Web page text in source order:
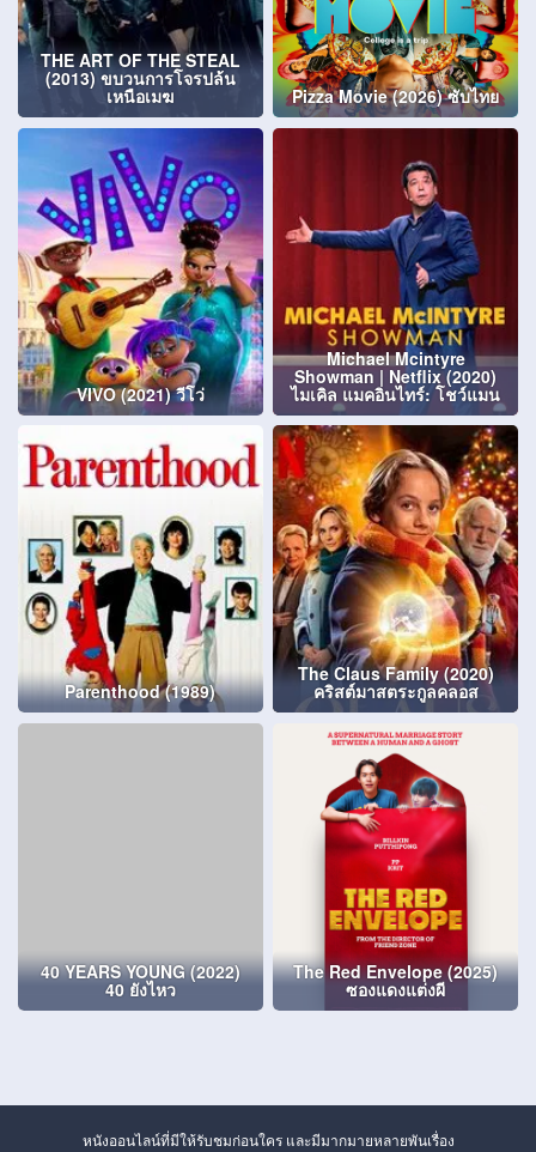
THE ART OF THE STEAL
(2013) ขบวนการโจรปล้น
เหนือเมฆ Pizza Movie (2026) ซับไทย
VIVO (2021) วีโว่
Michael Mcintyre
Showman | Netflix (2020)
ไมเคิล แมคอินไทร์: โชว์แมน
Parenthood (1989)
The Claus Family (2020)
คริสต์มาสตระกูลคลอส
40 YEARS YOUNG (2022)
40 ยังไหว
The Red Envelope (2025)
ซองแดงแต่งผี
หนังออนไลน์ที่มีให้รับชมก่อนใคร และมีมากมายหลายพันเรื่อง